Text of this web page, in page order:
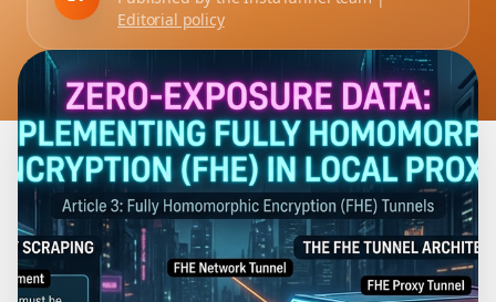
Editorial policy